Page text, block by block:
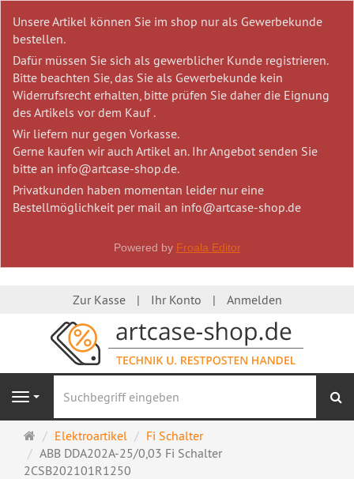
Unsere Artikel können Sie im shop nur als Gewerbekunde
bestellen.
Dafür müssen Sie sich als gewerblicher Kunde registrieren.
Bitte beachten Sie, das Sie als Gewerbekunde kein
Widerrufsrecht erhalten, bitte prüfen Sie daher die Eignung
des Artikels vor dem Kauf .
Wir liefern nur gegen Vorkasse.
Gerne kaufen wir auch Artikel an. Ihr Angebot senden Sie
bitte an info@artcase-shop.de.
Privatkunden haben momentan leider nur eine
Bestellmöglichkeit per mail an info@artcase-shop.de
Powered by Froala Editor
Zur Kasse Ihr Konto Anmelden
Navigation
Startseite
Elektroartikel
Fi Schalter
ABB DDA202A-25/0,03 Fi Schalter
2CSB202101R1250